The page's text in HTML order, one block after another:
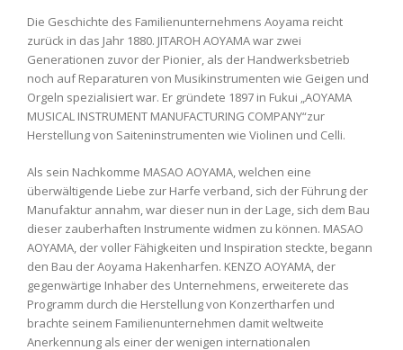
Die Geschichte des Familienunternehmens Aoyama reicht
zurück in das Jahr 1880. JITAROH AOYAMA war zwei
Generationen zuvor der Pionier, als der Handwerksbetrieb
noch auf Reparaturen von Musikinstrumenten wie Geigen und
Orgeln spezialisiert war. Er gründete 1897 in Fukui „AOYAMA
MUSICAL INSTRUMENT MANUFACTURING COMPANY“zur
Herstellung von Saiteninstrumenten wie Violinen und Celli.
Als sein Nachkomme MASAO AOYAMA, welchen eine
überwältigende Liebe zur Harfe verband, sich der Führung der
Manufaktur annahm, war dieser nun in der Lage, sich dem Bau
dieser zauberhaften Instrumente widmen zu können. MASAO
AOYAMA, der voller Fähigkeiten und Inspiration steckte, begann
den Bau der Aoyama Hakenharfen. KENZO AOYAMA, der
gegenwärtige Inhaber des Unternehmens, erweiterete das
Programm durch die Herstellung von Konzertharfen und
brachte seinem Familienunternehmen damit weltweite
Anerkennung als einer der wenigen internationalen